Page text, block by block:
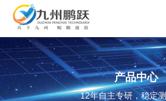
产品中心
12年自主专研，稳定